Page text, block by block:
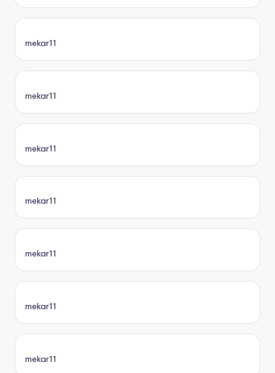
mekar11
mekar11
mekar11
mekar11
mekar11
mekar11
mekar11